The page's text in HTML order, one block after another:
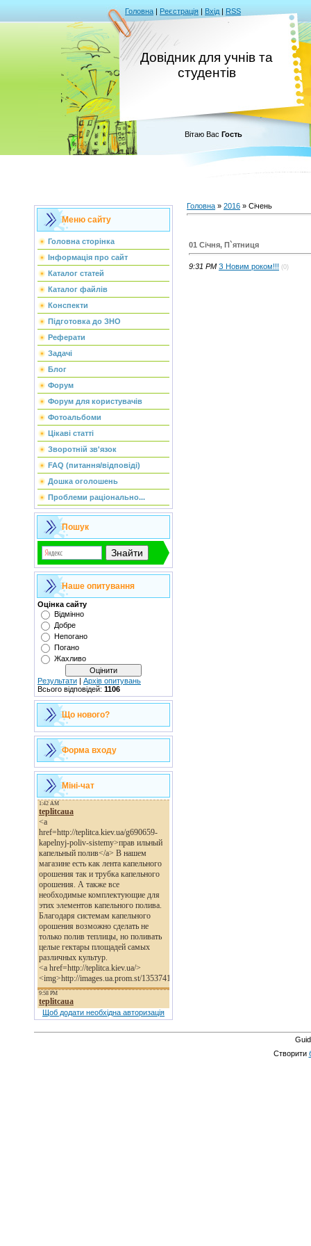
Головна | Реєстрація | Вхід | RSS
Довідник для учнів та
студентів
Вітаю Вас Гость
Меню сайту
Головна сторінка
Інформація про сайт
Каталог статей
Каталог файлів
Конспекти
Підготовка до ЗНО
Реферати
Задачі
Блог
Форум
Форум для користувачів
Фотоальбоми
Цікаві статті
Зворотній зв'язок
FAQ (питання/відповіді)
Дошка оголошень
Проблеми раціонально...
Пошук
Наше опитування
Оцінка сайту
Відмінно
Добре
Непогано
Погано
Жахливо
Результати | Архів опитувань
Всього відповідей: 1106
Що нового?
Форма входу
Міні-чат
Щоб додати необхідна авторизація
Головна » 2016 » Січень
01 Січня, П`ятниця
9:31 PM З Новим роком!!! (0)
Створити